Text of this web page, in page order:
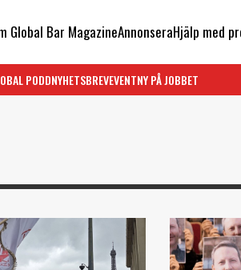
Global Bar MagazineAnnonseraHjälp med
PODDNYHETSBREVEVENTNY PÅ JOBBET